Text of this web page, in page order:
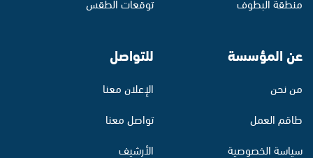
عن المؤسسة
من نحن
طاقم العمل
سياسة الخصوصية
للتواصل
الإعلان معنا
تواصل معنا
الأرشيف